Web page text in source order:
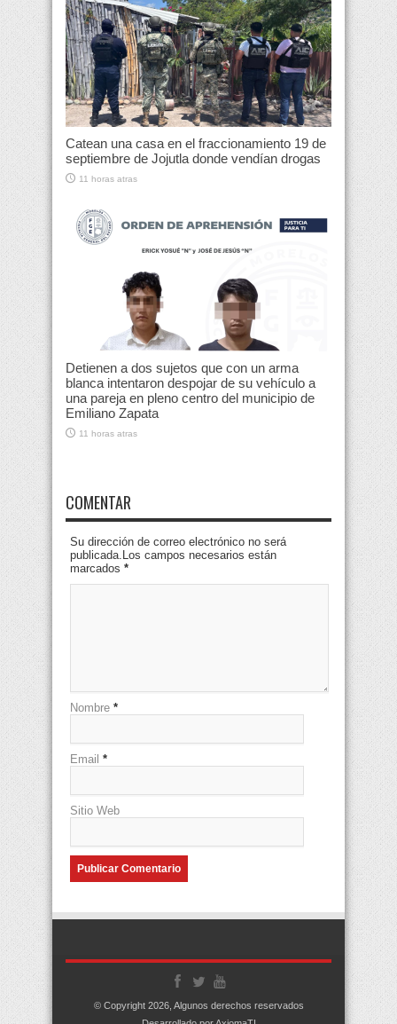
Catean una casa en el fraccionamiento 19 de
septiembre de Jojutla donde vendían drogas
11 horas atras
Detienen a dos sujetos que con un arma
blanca intentaron despojar de su vehículo a
una pareja en pleno centro del municipio de
Emiliano Zapata
11 horas atras
COMENTAR
Su dirección de correo electrónico no será
publicada.Los campos necesarios están
marcados *
Nombre *
Email *
Sitio Web
© Copyright 2026, Algunos derechos reservados